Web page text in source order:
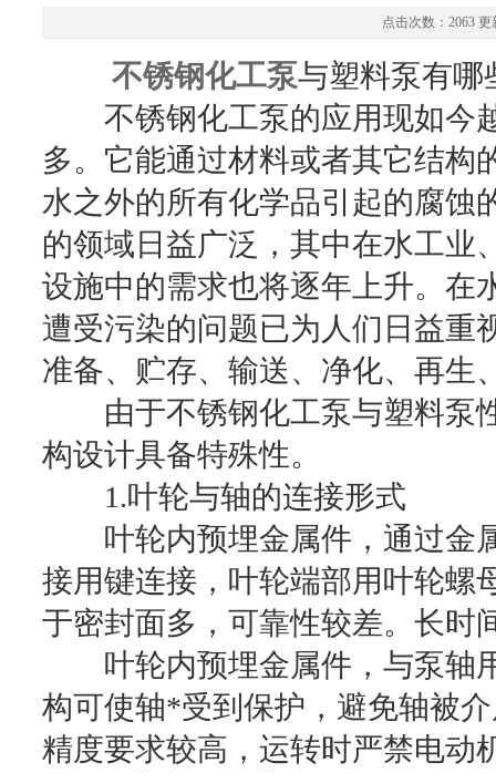
点击次数：2063 更
不锈钢化工泵与塑料泵有哪
不锈钢化工泵的应用现如今
多。它能通过材料或者其它结构
水之外的所有化学品引起的腐蚀
的领域日益广泛，其中在水工业
设施中的需求也将逐年上升。在
遭受污染的问题已为人们日益重
准备、贮存、输送、净化、再生
由于不锈钢化工泵与塑料泵
构设计具备特殊性。
1.叶轮与轴的连接形式
叶轮内预埋金属件，通过金
接用键连接，叶轮端部用叶轮螺
于密封面多，可靠性较差。长时
叶轮内预埋金属件，与泵轴
构可使轴*受到保护，避免轴被
精度要求较高，运转时严禁电动